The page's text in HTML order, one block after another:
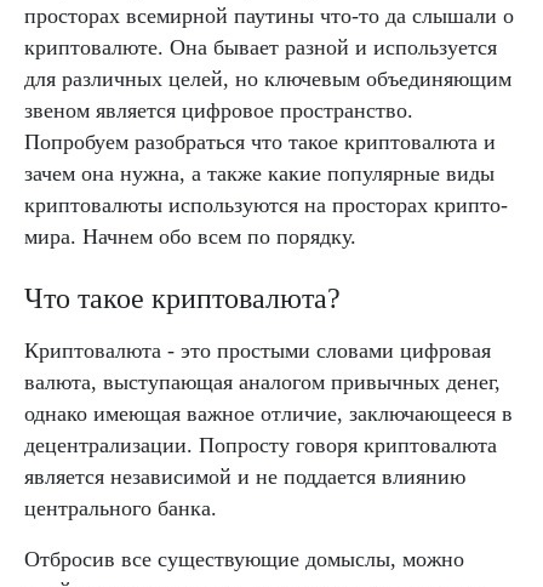
просторах всемирной паутины что-то да слышали о
криптовалюте. Она бывает разной и используется
для различных целей, но ключевым объединяющим
звеном является цифровое пространство.
Попробуем разобраться что такое криптовалюта и
зачем она нужна, а также какие популярные виды
криптовалюты используются на просторах крипто-
мира. Начнем обо всем по порядку.
Что такое криптовалюта?
Криптовалюта - это простыми словами цифровая
валюта, выступающая аналогом привычных денег,
однако имеющая важное отличие, заключающееся в
децентрализации. Попросту говоря криптовалюта
является независимой и не поддается влиянию
центрального банка.
Отбросив все существующие домыслы, можно